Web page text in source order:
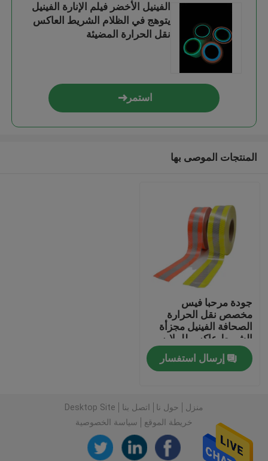
حول بنا
الفينيل الأخضر فيلم الإنارة الفينيل
يتوهج في الظلام الشريط العاكس
نقل الحرارة المضيئة
استمر
المنتجات الموصى بها
جودة مرحبا فيس
مخصص نقل الحرارة
الصحافة الفينيل مجزأة
الشريط عاكس للملابس
إرسال استفسار
منزل حول نا اتصل بنا
Desktop Site
خريطة الموقع
سياسة الخصوصية